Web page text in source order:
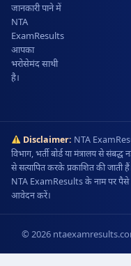
जानकारी पाने में
NTA
ExamResults
आपका
भरोसेमंद साथी
है।
Disclaimer: NTA
विभाग, भर्ती बोर्ड या मंत्रालय से
से सत्यापित करके प्रकाशित की जाती
NTA ExamResults के नाम पर पैसे
आवेदन करें।
© 2026